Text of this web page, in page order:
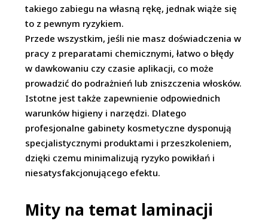
takiego zabiegu na własną rękę, jednak wiąże się
to z pewnym ryzykiem.
Przede wszystkim, jeśli nie masz doświadczenia w
pracy z preparatami chemicznymi, łatwo o błędy
w dawkowaniu czy czasie aplikacji, co może
prowadzić do podrażnień lub zniszczenia włosków.
Istotne jest także zapewnienie odpowiednich
warunków higieny i narzędzi. Dlatego
profesjonalne gabinety kosmetyczne dysponują
specjalistycznymi produktami i przeszkoleniem,
dzięki czemu minimalizują ryzyko powikłań i
niesatysfakcjonującego efektu.
Mity na temat laminacji